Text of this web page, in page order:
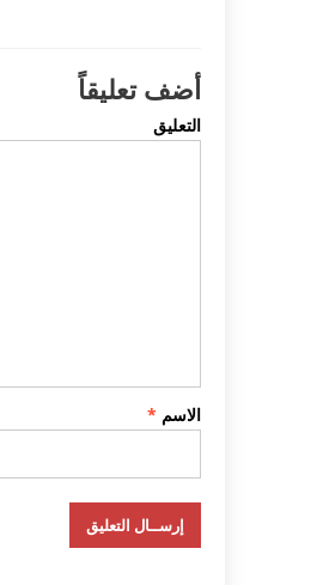
أضف تعليقاً
التعليق
الاسم *